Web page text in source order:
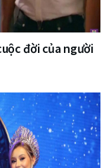
đời của người